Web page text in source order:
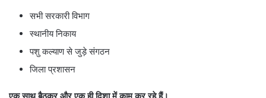
सभी सरकारी विभाग
स्थानीय निकाय
पशु कल्याण से जुड़े संगठन
जिला प्रशासन
एक साथ बैठकर और एक ही दिशा में काम कर रहे हैं।